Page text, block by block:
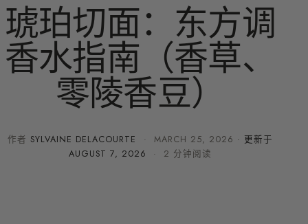
琥珀切面：东方调
香水指南（香草、
零陵香豆）
作者 SYLVAINE DELACOURTE · MARCH 25, 2026 · 更新于
AUGUST 7, 2026
· 2 分钟阅读